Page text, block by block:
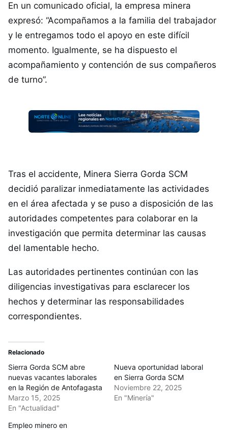
En un comunicado oficial, la empresa minera
expresó: “Acompañamos a la familia del trabajador
y le entregamos todo el apoyo en este difícil
momento. Igualmente, se ha dispuesto el
acompañamiento y contención de sus compañeros
de turno”. ​
Tras el accidente, Minera Sierra Gorda SCM
decidió paralizar inmediatamente las actividades
en el área afectada y se puso a disposición de las
autoridades competentes para colaborar en la
investigación que permita determinar las causas
del lamentable hecho.
Las autoridades pertinentes continúan con las
diligencias investigativas para esclarecer los
hechos y determinar las responsabilidades
correspondientes.
Relacionado
​Sierra Gorda SCM abre
nuevas vacantes laborales
en la Región de Antofagasta​
Marzo 15, 2025
En "Actualidad"
Nueva oportunidad laboral
en Sierra Gorda SCM
Noviembre 22, 2025
En "Minería"
Empleo minero en